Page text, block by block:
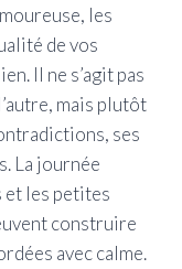
les
de vos
Il ne s’agit pas
mais plutôt
ses
La journée
et les petites
construire
avec calme.